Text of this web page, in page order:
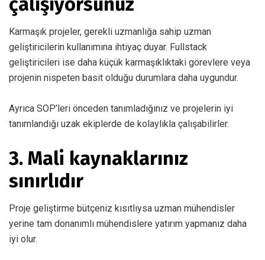
Karmaşık projeler, gerekli uzmanlığa sahip uzman
geliştiricilerin kullanımına ihtiyaç duyar. Fullstack
geliştiricileri ise daha küçük karmaşıklıktaki görevlere veya
projenin nispeten basit olduğu durumlara daha uygundur.
Ayrıca SOP’leri önceden tanımladığınız ve projelerin iyi
tanımlandığı uzak ekiplerde de kolaylıkla çalışabilirler.
3. Mali kaynaklarınız
sınırlıdır
Proje geliştirme bütçeniz kısıtlıysa uzman mühendisler
yerine tam donanımlı mühendislere yatırım yapmanız daha
iyi olur.